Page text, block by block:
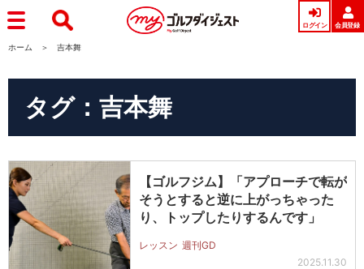
ログイン 会員登録
ホーム 吉本舞
タグ：吉本舞
【ゴルフジム】「アプローチで転が
そうとすると逆に上がっちゃった
り、トップしたりするんです」
レッスン 週刊GD
2025.11.30